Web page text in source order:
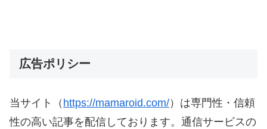
広告ポリシー
当サイト（ https://mamaroid.com/）は専門性・信頼
性の高い記事を配信しております。通信サービスの